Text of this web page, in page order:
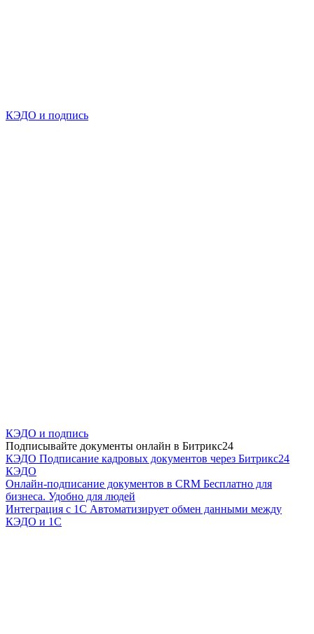
КЭДО и подпись
КЭДО и подпись
Подписывайте документы онлайн в Битрикс24
КЭДО Подписание кадровых документов через Битрикс24
КЭДО
Онлайн-подписание документов в CRM Бесплатно для
бизнеса. Удобно для людей
Интеграция с 1С Автоматизирует обмен данными между
КЭДО и 1С